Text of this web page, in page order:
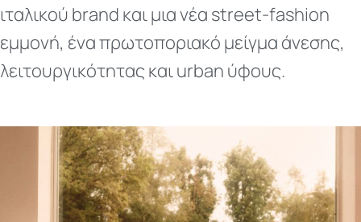
ιταλικού brand και μια νέα street-fashion
εμμονή, ένα πρωτοποριακό μείγμα άνεσης,
λειτουργικότητας και urban ύφους.